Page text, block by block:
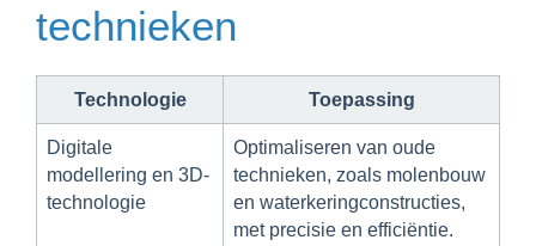
technieken
Technologie Toepassing
Digitale
modellering en 3D-
technologie
Optimaliseren van oude
technieken, zoals molenbouw
en waterkeringconstructies,
met precisie en efficiëntie.